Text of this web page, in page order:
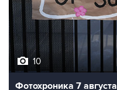
10
Фотохроника 7 августа